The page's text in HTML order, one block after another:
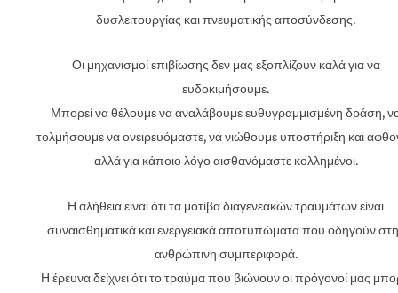
δυσλειτουργίας και πνευματικής αποσύνδεσης.
Οι μηχανισμοί επιβίωσης δεν μας εξοπλίζουν καλά για να
ευδοκιμήσουμε.
Μπορεί να θέλουμε να αναλάβουμε ευθυγραμμισμένη δράση,
τολμήσουμε να ονειρευόμαστε, να νιώθουμε υποστήριξη και
αλλά για κάποιο λόγο αισθανόμαστε κολλημένοι.
Η αλήθεια είναι ότι τα μοτίβα διαγενεακών τραυμάτων είναι
συναισθηματικά και ενεργειακά αποτυπώματα που οδηγούν
ανθρώπινη συμπεριφορά.
Η έρευνα δείχνει ότι το τραύμα που βιώνουν οι πρόγονοί μας